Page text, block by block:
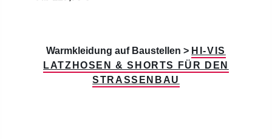
Warmkleidung auf Baustellen > HI-VIS
LATZHOSEN & SHORTS FÜR DEN
STRASSENBAU